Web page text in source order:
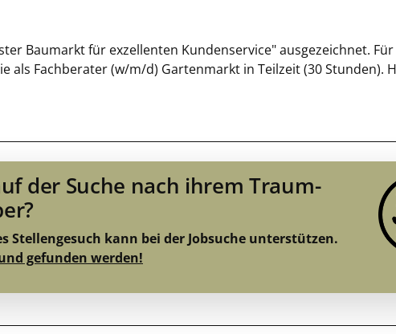
Baumarkt für exzellenten Kundenservice" ausgezeichnet.
als Fachberater (w/m/d) Gartenmarkt in Teilzeit (30 Stunden).
der Suche nach ihrem Traum-
Stellengesuch kann bei der Jobsuche unterstützen.
gefunden werden!